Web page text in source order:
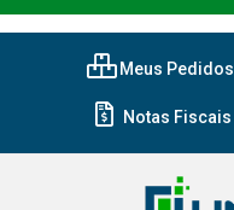
Meus Pedidos
Notas Fiscais